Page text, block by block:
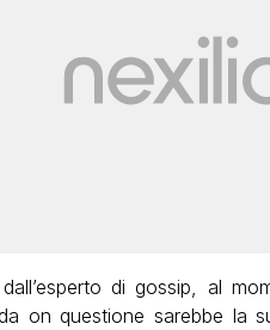
di gossip, al
on questione sarebbe la